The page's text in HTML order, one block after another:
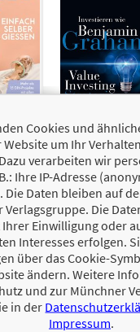
15,00 €
Investieren
wie
Benjamin Graham
David M. Darst,
Rodney G. Klein
Cookies und
um Ihr
verarbeiten wir
Ihre IP-Adresse
Die Daten bleiben auf
Verlagsgruppe. Die
Einwilligung oder
Interesses erfolgen.
über das Cookie-
ändern. Weitere
und zur Münchner
in der
Impressum.